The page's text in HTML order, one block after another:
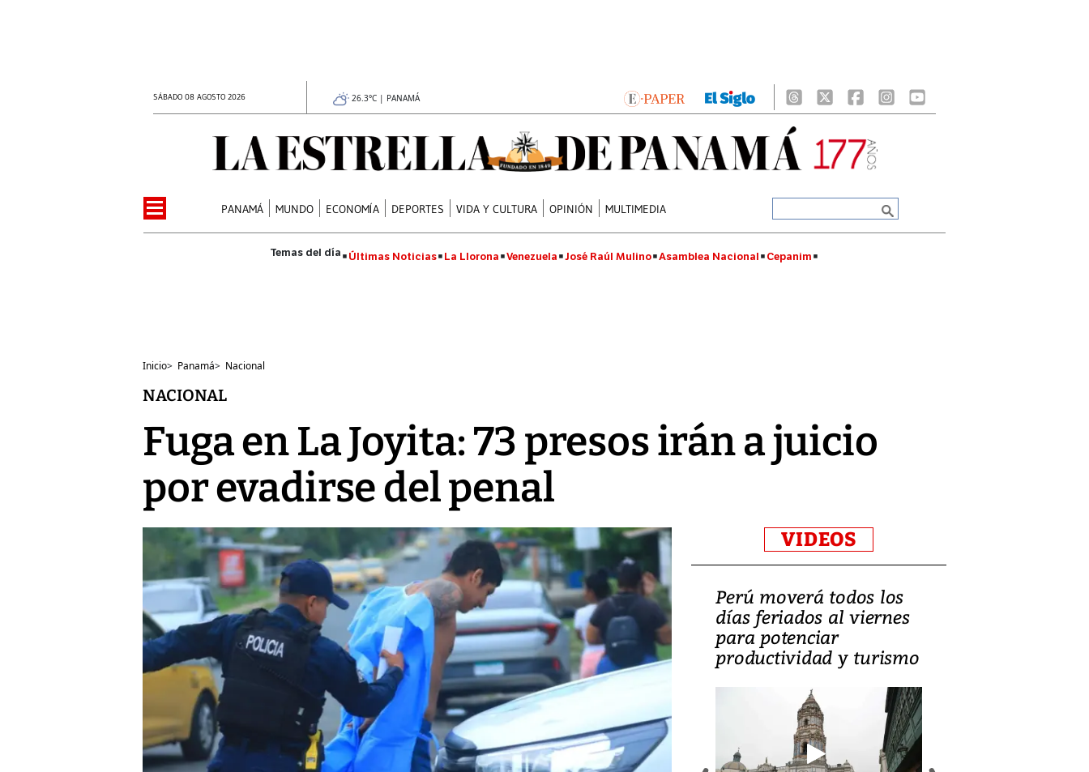
SÁBADO 08 AGOSTO 2026 26.3°C | PANAMÁ
PANAMÁ MUNDO ECONOMÍA DEPORTES VIDA Y CULTURA OPINIÓN MULTIMEDIA
Últimas Noticias La Llorona Venezuela José Raúl Mulino Asamblea Nacional Cepanim
Inicio> Panamá> Nacional
NACIONAL
Fuga en La Joyita: 73 presos irán a juicio
por evadirse del penal
VIDEOS
Video: Lula lanza su
candidatura con
promesas de inversión
en defensa, educación y
tierras raras
Perú moverá todos los
días feriados al viernes
para potenciar
productividad y turismo